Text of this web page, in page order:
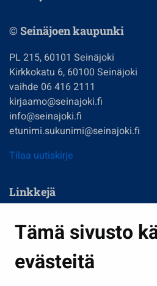
Tämä sivusto
evästeitä
© Seinäjoen kaupunki
PL 215, 60101 Seinäjoki
Kirkkokatu 6, 60100 Seinäjoki
vaihde 06 416 2111
kirjaamo@seinajoki.fi
info@seinajoki.fi
etunimi.sukunimi@seinajoki.fi
Tilaa uutiskirje
Linkkejä
Kasvatus ja opetus
Kulttuuri ja liikunta